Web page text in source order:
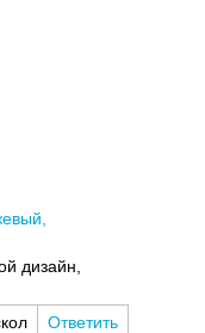
дизайн,
Ответить